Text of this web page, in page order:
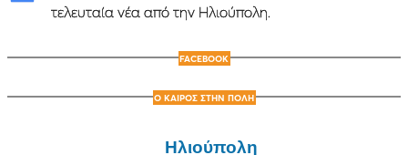
τελευταία νέα από την Ηλιούπολη.
FACEBOOK
Ο ΚΑΙΡΟΣ ΣΤΗΝ ΠΟΛΗ